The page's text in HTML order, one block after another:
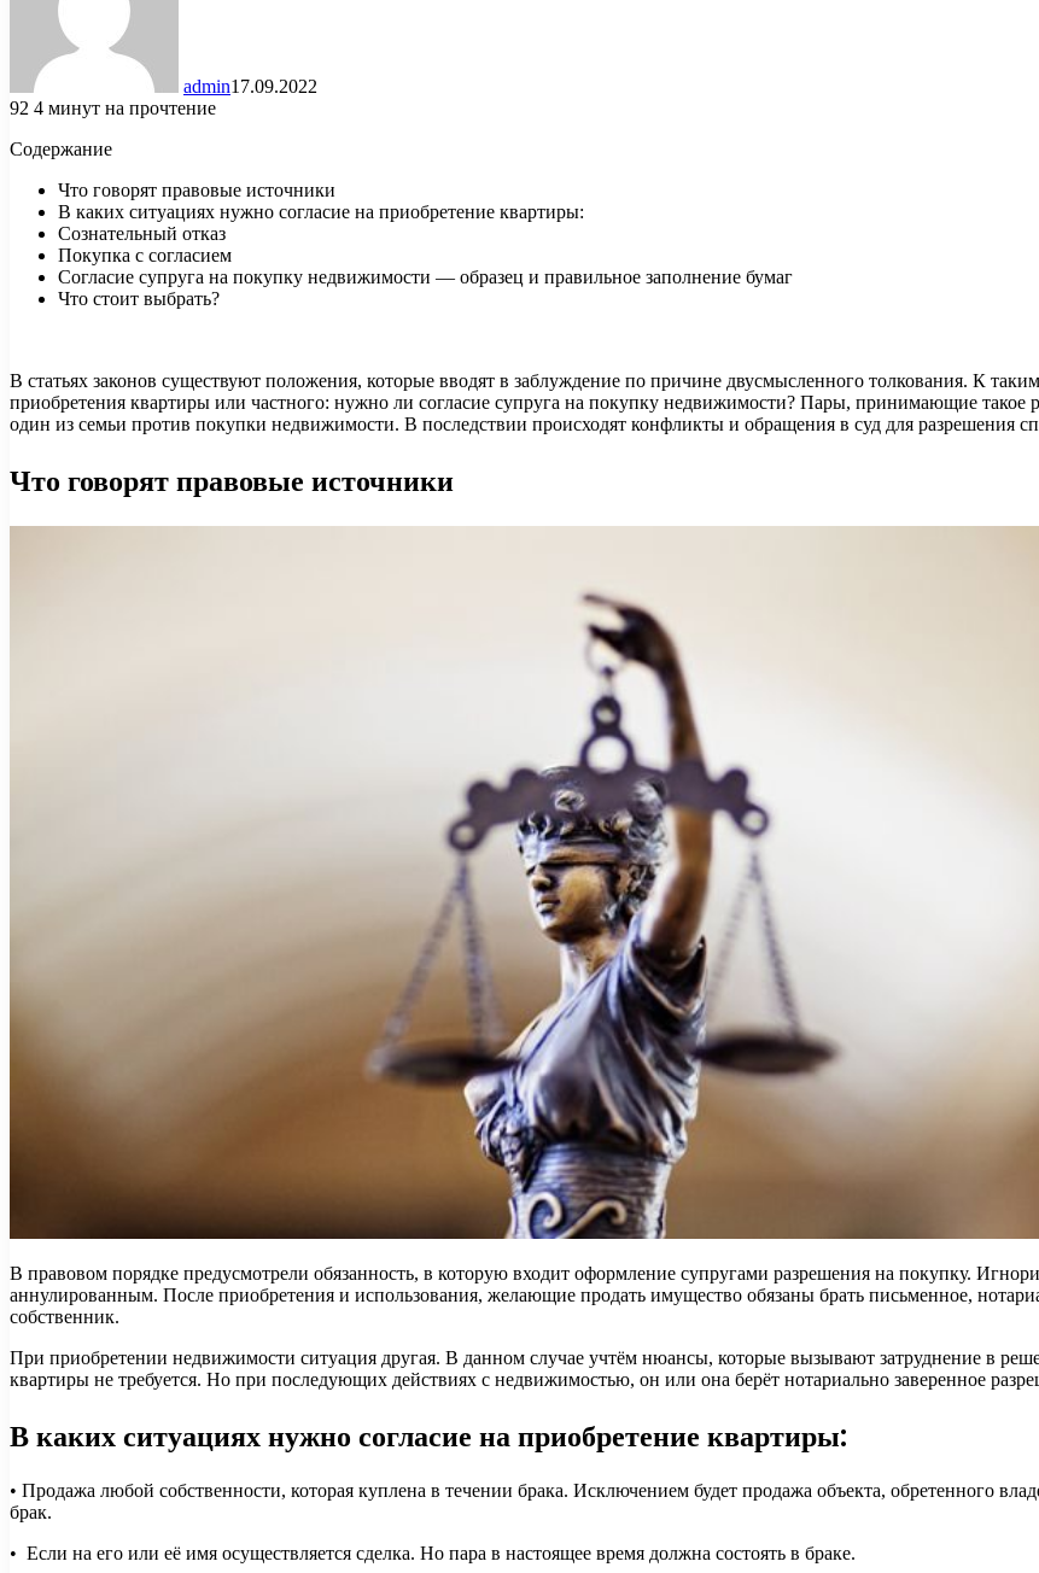
admin17.09.2022
92 4 минут на прочтение
Содержание
Что говорят правовые источники
В каких ситуациях нужно согласие на приобретение квартиры:
Сознательный отказ
Покупка с согласием
Согласие супруга на покупку недвижимости — образец и правильное заполнение бумаг
Что стоит выбрать?
В статьях законов существуют положения, которые вводят в заблуждение по причине двусмысленного толкования. К
приобретения квартиры или частного: нужно ли согласие супруга на покупку недвижимости? Пары, принимающие такое
один из семьи против покупки недвижимости. В последствии происходят конфликты и обращения в суд для разрешения
Что говорят правовые источники
В правовом порядке предусмотрели обязанность, в которую входит оформление супругами разрешения на покупку.
аннулированным. После приобретения и использования, желающие продать имущество обязаны брать письменное,
собственник.
При приобретении недвижимости ситуация другая. В данном случае учтём нюансы, которые вызывают затруднение в
квартиры не требуется. Но при последующих действиях с недвижимостью, он или она берёт нотариально заверенное
В каких ситуациях нужно согласие на приобретение квартиры:
• Продажа любой собственности, которая куплена в течении брaка. Исключением будет продажа объекта, обретенного
брак.
• Если на его или её имя осуществляется сделка. Но пара в настоящее время должна состоять в браке.